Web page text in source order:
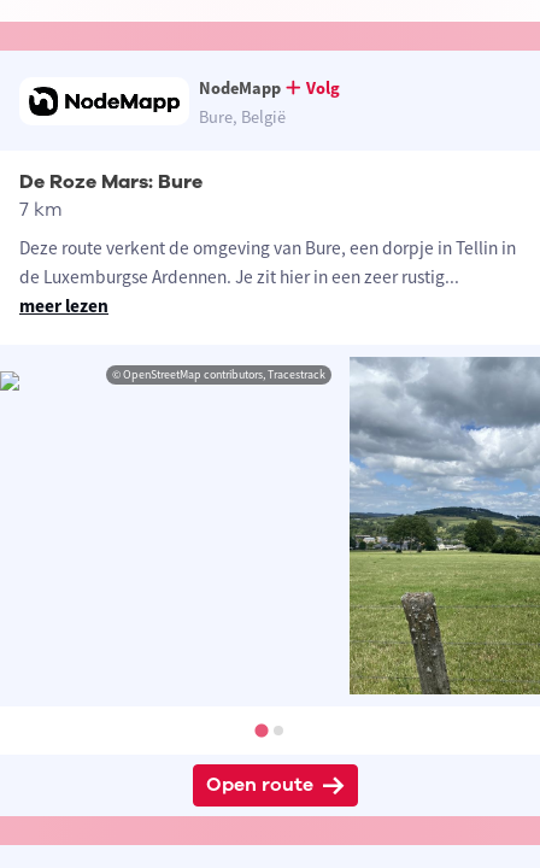
NodeMapp
Volg
Bure, België
De Roze Mars: Bure
7 km
Deze route verkent de omgeving van Bure, een dorpje in Tellin in
de Luxemburgse Ardennen. Je zit hier in een zeer rustig...
meer lezen
© OpenStreetMap contributors, Tracestrack
Open route